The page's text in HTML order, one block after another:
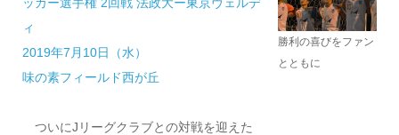
ィ
2019年7月10日（水）
味の素フィールド西が丘
ついにJリーグクラブとの対戦を迎えた
勝利の喜びをファン
とともに